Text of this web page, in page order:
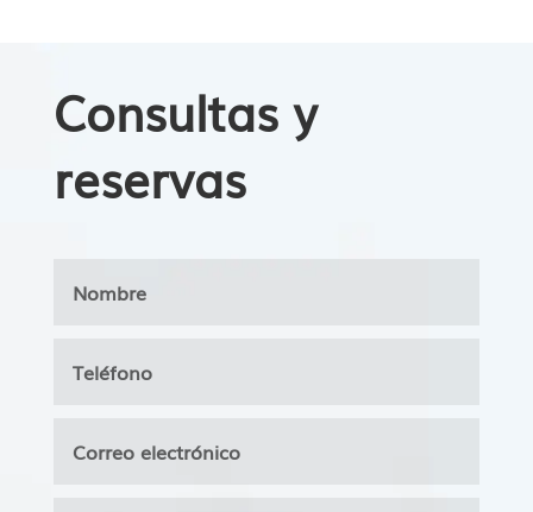
Consultas y
reservas